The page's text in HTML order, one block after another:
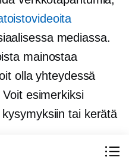
mediassa.
mainostaa
olla yhteydessä
esimerkiksi
tai kerätä